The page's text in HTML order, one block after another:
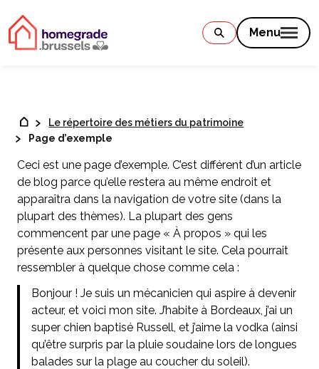
Menu
Le répertoire des métiers du patrimoine
Page d’exemple
Ceci est une page d’exemple. C’est différent d’un article
de blog parce qu’elle restera au même endroit et
apparaîtra dans la navigation de votre site (dans la
plupart des thèmes). La plupart des gens
commencent par une page « À propos » qui les
présente aux personnes visitant le site. Cela pourrait
ressembler à quelque chose comme cela :
Bonjour ! Je suis un mécanicien qui aspire à devenir
acteur, et voici mon site. J’habite à Bordeaux, j’ai un
super chien baptisé Russell, et j’aime la vodka (ainsi
qu’être surpris par la pluie soudaine lors de longues
balades sur la plage au coucher du soleil).